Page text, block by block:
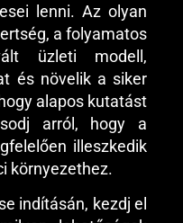
lenni. Az olyan
a folyamatos
üzleti modell,
és növelik a siker
alapos kutatást
arról, hogy a
illeszkedik
környezethez.
indításán, kezdj el